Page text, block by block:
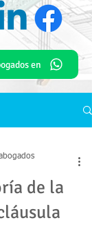
en
de la